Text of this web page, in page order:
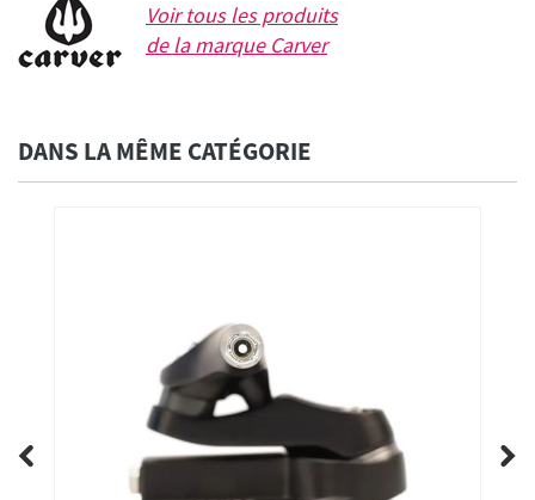
Voir tous les produits
de la marque Carver
DANS LA MÊME CATÉGORIE